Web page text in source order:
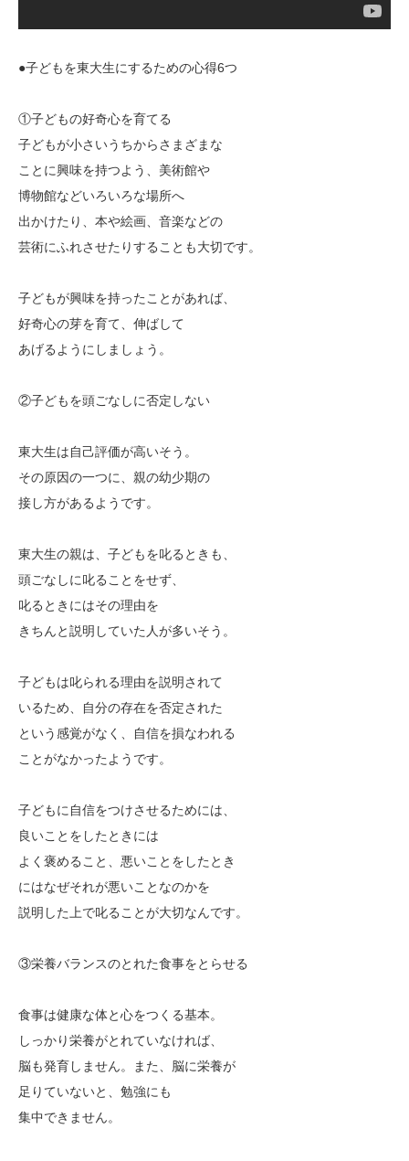
●子どもを東大生にするための心得6つ
①子どもの好奇心を育てる
子どもが小さいうちからさまざまな
ことに興味を持つよう、美術館や
博物館などいろいろな場所へ
出かけたり、本や絵画、音楽などの
芸術にふれさせたりすることも大切です。
子どもが興味を持ったことがあれば、
好奇心の芽を育て、伸ばして
あげるようにしましょう。
②子どもを頭ごなしに否定しない
東大生は自己評価が高いそう。
その原因の一つに、親の幼少期の
接し方があるようです。
東大生の親は、子どもを叱るときも、
頭ごなしに叱ることをせず、
叱るときにはその理由を
きちんと説明していた人が多いそう。
子どもは叱られる理由を説明されて
いるため、自分の存在を否定された
という感覚がなく、自信を損なわれる
ことがなかったようです。
子どもに自信をつけさせるためには、
良いことをしたときには
よく褒めること、悪いことをしたとき
にはなぜそれが悪いことなのかを
説明した上で叱ることが大切なんです。
③栄養バランスのとれた食事をとらせる
食事は健康な体と心をつくる基本。
しっかり栄養がとれていなければ、
脳も発育しません。また、脳に栄養が
足りていないと、勉強にも
集中できません。